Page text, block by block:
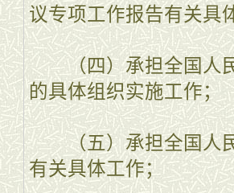
议专项工作报告有关具
（四）承担全国人民
的具体组织实施工作；
（五）承担全国人民
有关具体工作；